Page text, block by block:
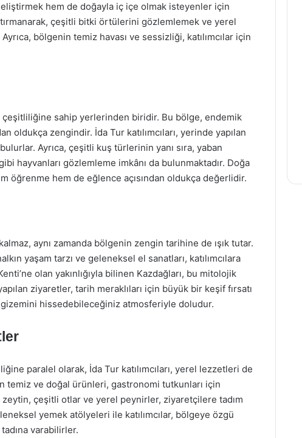
hem de doğayla iç içe olmak isteyenler için
çeşitli bitki örtülerini gözlemlemek ve yerel
bölgenin temiz havası ve sessizliği, katılımcılar için
çeşitliliğine sahip yerlerinden biridir. Bu bölge, endemik
oldukça zengindir. İda Tur katılımcıları, yerinde yapılan
Ayrıca, çeşitli kuş türlerinin yanı sıra, yaban
hayvanları gözlemleme imkânı da bulunmaktadır. Doğa
öğrenme hem de eğlence açısından oldukça değerlidir.
aynı zamanda bölgenin zengin tarihine de ışık tutar.
yaşam tarzı ve geleneksel el sanatları, katılımcılara
olan yakınlığıyla bilinen Kazdağları, bu mitolojik
ziyaretler, tarih meraklıları için büyük bir keşif fırsatı
gizemini hissedebileceğiniz atmosferiyle doludur.
paralel olarak, İda Tur katılımcıları, yerel lezzetleri de
temiz ve doğal ürünleri, gastronomi tutkunları için
zeytin, çeşitli otlar ve yerel peynirler, ziyaretçilere tadım
yemek atölyeleri ile katılımcılar, bölgeye özgü
varabilirler.